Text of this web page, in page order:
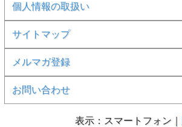
個人情報の取扱い
サイトマップ
メルマガ登録
お問い合わせ
表示：スマートフォン｜